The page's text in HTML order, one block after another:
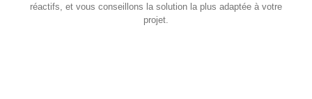
réactifs, et vous conseillons la solution la plus adaptée à votre
projet.